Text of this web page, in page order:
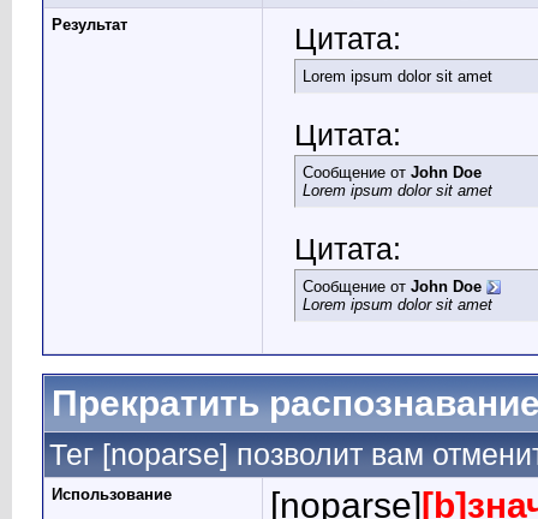
Результат Цитата:
Lorem ipsum dolor sit amet
Цитата:
Сообщение от John Doe
Lorem ipsum dolor sit amet
Цитата:
Сообщение от John Doe
Lorem ipsum dolor sit amet
Прекратить
Тег [noparse] позволит вам
Использование [noparse]